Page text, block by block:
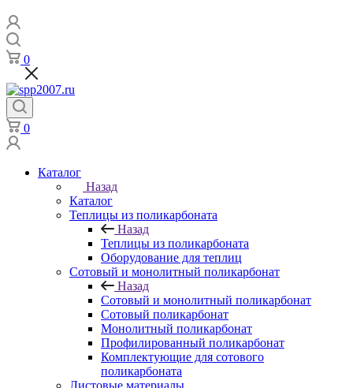
0
0
Каталог
Назад
Каталог
Теплицы из поликарбоната
Назад
Теплицы из поликарбоната
Оборудование для теплиц
Сотовый и монолитный поликарбонат
Назад
Сотовый и монолитный поликарбонат
Сотовый поликарбонат
Монолитный поликарбонат
Профилированный поликарбонат
Комплектующие для сотового
поликарбоната
Листовые материалы